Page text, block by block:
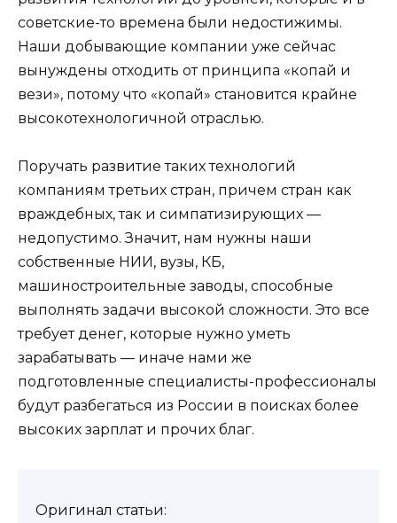
советские-то времена были недостижимы.
Наши добывающие компании уже сейчас
вынуждены отходить от принципа «копай и
вези», потому что «копай» становится крайне
высокотехнологичной отраслью.
Поручать развитие таких технологий
компаниям третьих стран, причем стран как
враждебных, так и симпатизирующих —
недопустимо. Значит, нам нужны наши
собственные НИИ, вузы, КБ,
машиностроительные заводы, способные
выполнять задачи высокой сложности. Это все
требует денег, которые нужно уметь
зарабатывать — иначе нами же
подготовленные специалисты-профессионалы
будут разбегаться из России в поисках более
высоких зарплат и прочих благ.
Оригинал статьи: